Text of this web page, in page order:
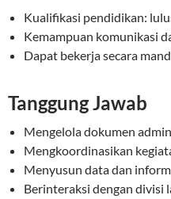
Kualifikasi pendidikan:
Kemampuan komunikasi
Dapat bekerja secara
Tanggung Jawab
Mengelola dokumen
Mengkoordinasikan
Menyusun data dan
Berinteraksi dengan divisi